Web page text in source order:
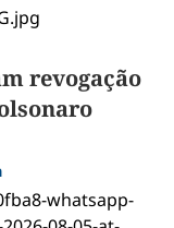
revogação